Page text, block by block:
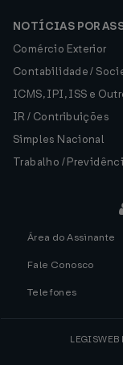
NOTÍCIAS POR
Comércio Exterior
Contabilidade /
ICMS, IPI, ISS e
IR / Contribuições
Simples Nacional
Trabalho /
Área do Assinante
Fale Conosco
Telefones
LEGISWEB